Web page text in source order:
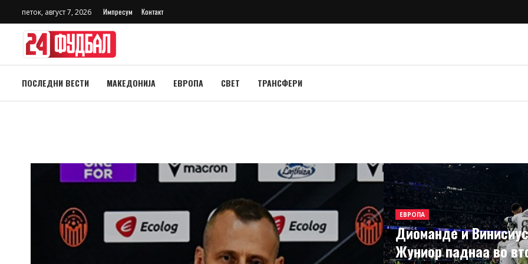
петок, август 7, 2026 Импресум Контакт
ПОСЛЕДНИ ВЕСТИ МАКЕДОНИЈА ЕВРОПА СВЕТ ТРАНСФЕРИ
ЕВРОПА
Диоманде и
Жуниор паднаа во